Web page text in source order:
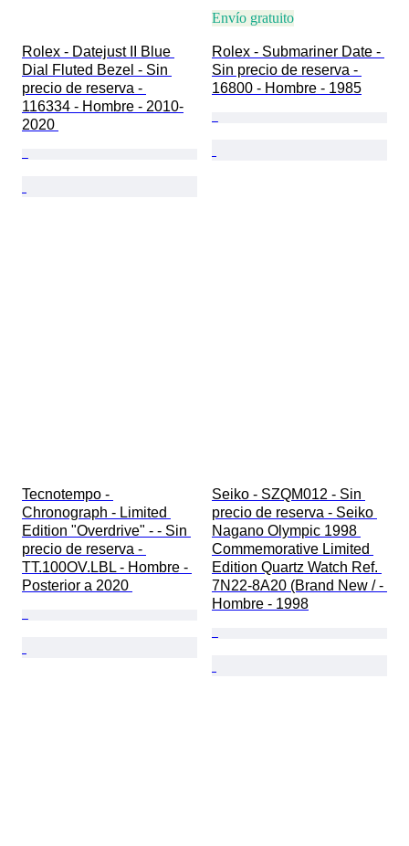
Rolex - Datejust II Blue
Dial Fluted Bezel - Sin
precio de reserva -
116334 - Hombre - 2010-
2020
Envío gratuito
Rolex - Submariner Date -
Sin precio de reserva -
16800 - Hombre - 1985
Tecnotempo -
Chronograph - Limited
Edition "Overdrive" - - Sin
precio de reserva -
TT.100OV.LBL - Hombre -
Posterior a 2020
Seiko - SZQM012 - Sin
precio de reserva - Seiko
Nagano Olympic 1998
Commemorative Limited
Edition Quartz Watch Ref.
7N22-8A20 (Brand New / -
Hombre - 1998